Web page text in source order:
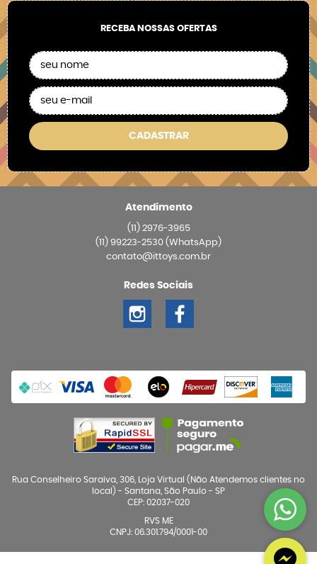
RECEBA NOSSAS OFERTAS
CADASTRAR
Atendimento
(11)2976-3965
(11) 99223-2530 (WhatsApp)
contato@ittoys.com.br
Redes Sociais
Rua Conselheiro Saraiva, 306, Loja Virtual (Não Atendemos clientes no
local) - Santana, São Paulo - SP
CEP: 02037-020
RVS ME
CNPJ: 06.301.794/0001-00